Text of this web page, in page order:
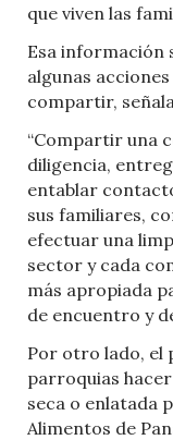
que viven las
Esa información
algunas
compartir,
“Compartir una
diligencia,
entablar
sus familiares,
efectuar una
sector y cada
más apropiada
de encuentro y
Por otro lado, el
parroquias
seca o enlatada
Alimentos de